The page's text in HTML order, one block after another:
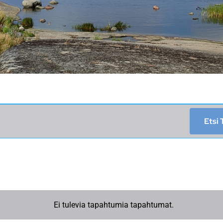
Ei tulevia tapahtumia tapahtumat.
Etsi